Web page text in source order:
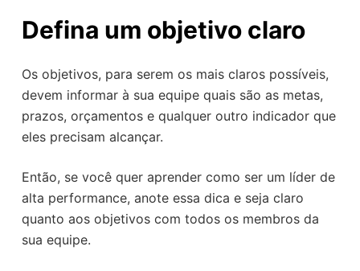
Defina um objetivo claro
Os objetivos, para serem os mais claros possíveis,
devem informar à sua equipe quais são as metas,
prazos, orçamentos e qualquer outro indicador que
eles precisam alcançar.
Então, se você quer aprender como ser um líder de
alta performance, anote essa dica e seja claro
quanto aos objetivos com todos os membros da
sua equipe.